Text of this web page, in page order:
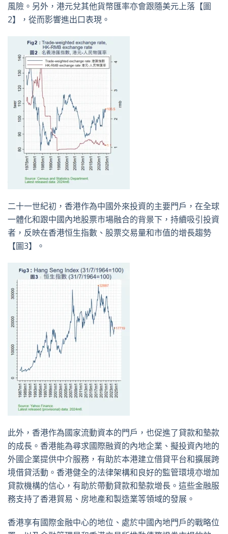
風險。另外，港元兌其他貨幣匯率亦會跟隨美元上落【圖
2】，從而影響進出口表現。
二十一世紀初，香港作為中國外來投資的主要門戶，在全球
一體化和跟中國內地股票市場融合的背景下，持續吸引投資
者，反映在香港恒生指數、股票交易量和市值的增長趨勢
【圖3】。
此外，香港作為國家流動資本的門戶，也促進了貸款和墊款
的成長。香港能為尋求國際融資的內地企業、擬投資內地的
外國企業提供中介服務，有助於本港建立借貸平台和擴展跨
境借貸活動。香港健全的法律架構和良好的監管環境亦增加
貸款機構的信心，有助於帶動貸款和墊款增長。這些金融服
務支持了香港貿易、房地產和製造業等領域的發展。
香港享有國際金融中心的地位、處於中國內地門戶的戰略位